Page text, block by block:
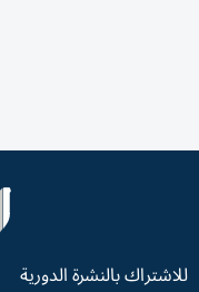
للاشتراك بالنشرة الدورية